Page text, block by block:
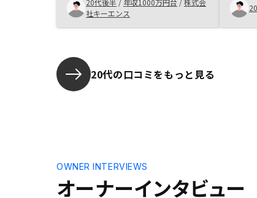
更にAIを活用した仕入れや、専用ア
プリでの物件管理など他社にはない
ITを活用した強みに魅力を感じまし
決してくれましたので、安心して始
められました。
20代後半 / 年収1000万円台 /株式会
社キーエンス
たし
20代の口コミをもっと見る
オーナーインタビュー
OWNER INTERVIEWS